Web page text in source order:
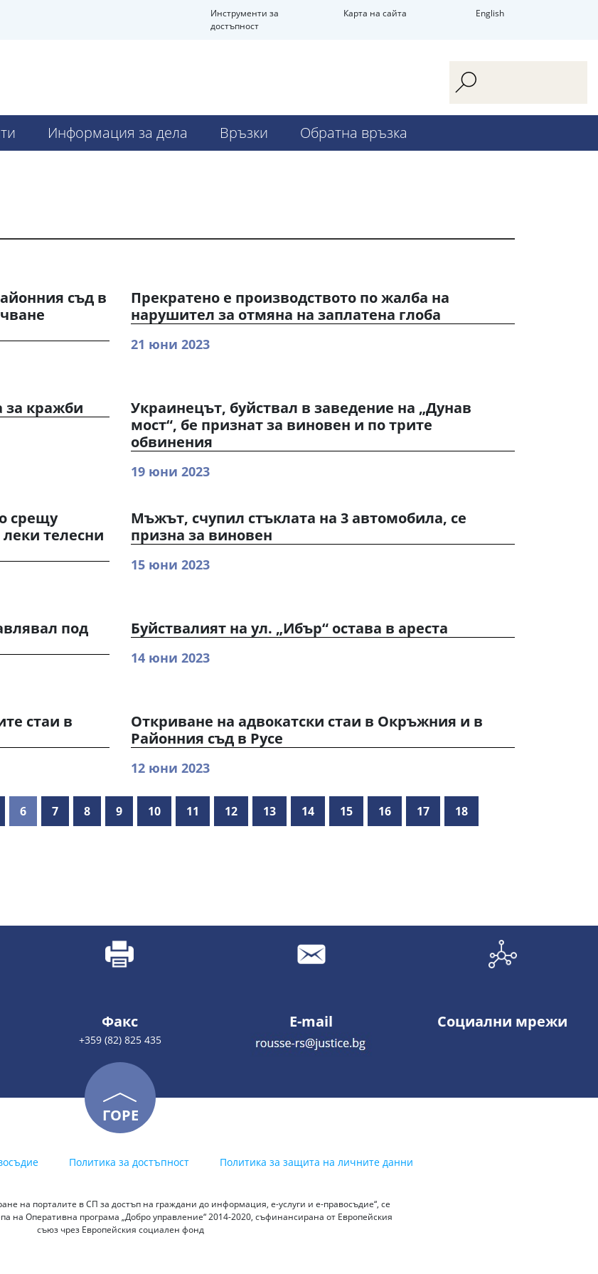
Инструменти за
достъпност
Карта на сайта English
Информация за дела Връзки Обратна връзка
съд в
Прекратено е производството по жалба на
нарушител за отмяна на заплатена глоба
21 юни 2023
за кражби
Украинецът, буйствал в заведение на „Дунав
мост“, бе признат за виновен и по трите
обвинения
19 юни 2023
срещу
телесни
Мъжът, счупил стъклата на 3 автомобила, се
призна за виновен
15 юни 2023
под
Буйствалият на ул. „Ибър“ остава в ареста
14 юни 2023
стаи в
Откриване на адвокатски стаи в Окръжния и в
Районния съд в Русе
12 юни 2023
6 7 8 9 10 11 12 13 14 15 16 17 18
Факс
+359 (82) 825 435
E-mail Социални мрежи
ГОРЕ
Политика за достъпност Политика за защита на личните данни
на порталите в СП за достъп на граждани до информация, е-услуги и е-правосъдие“, се
на Оперативна програма „Добро управление“ 2014-2020, съфинансирана от Европейския
съюз чрез Европейския социален фонд